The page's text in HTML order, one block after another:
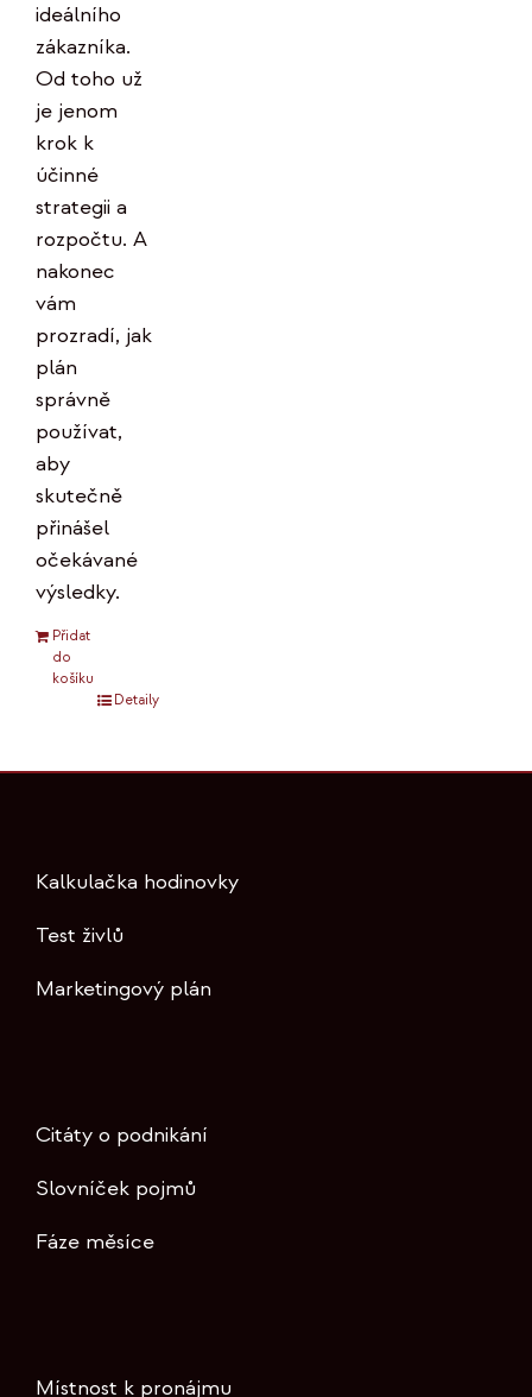
ideálního
zákazníka.
Od toho už
je jenom
krok k
účinné
strategii a
rozpočtu. A
nakonec
vám
prozradí, jak
plán
správně
používat,
aby
skutečně
přinášel
očekávané
výsledky.
Přidat
do
košíku
Detaily
Kalkulačka hodinovky
Test živlů
Marketingový plán
Citáty o podnikání
Slovníček pojmů
Fáze měsíce
Místnost k pronájmu